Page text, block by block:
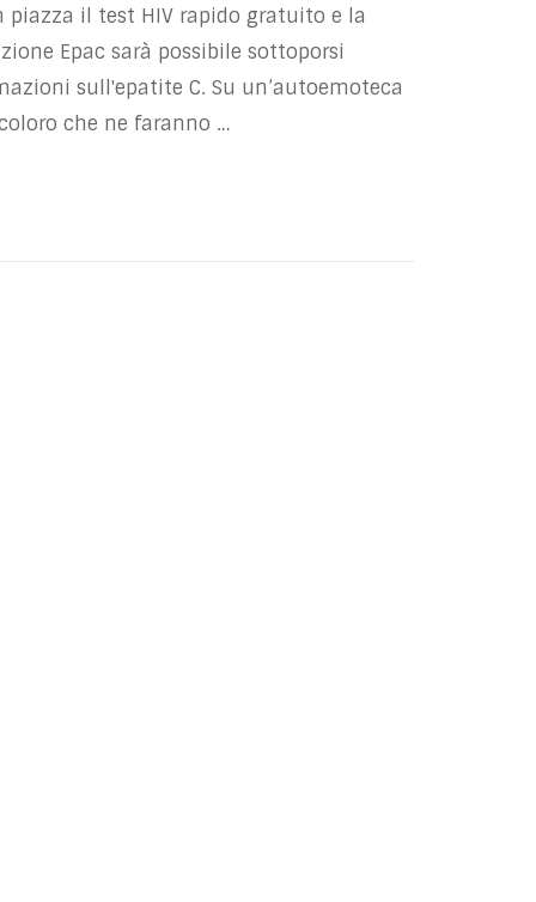
piazza il test HIV rapido gratuito e la
Epac sarà possibile sottoporsi
sull'epatite C. Su un’autoemoteca
che ne faranno …